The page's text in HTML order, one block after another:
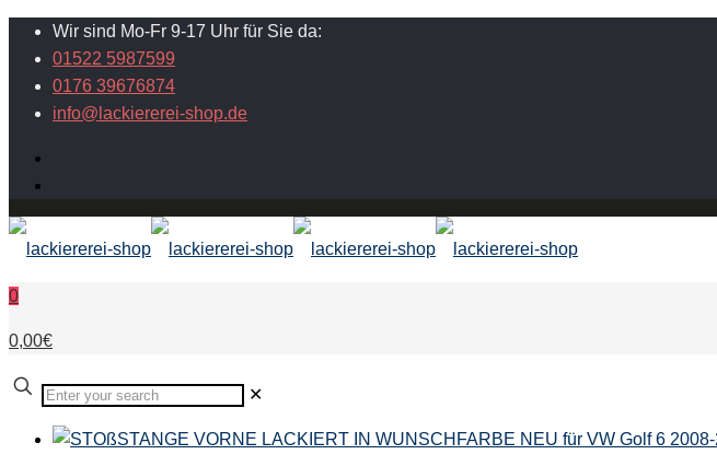
Wir sind Mo-Fr 9-17 Uhr für Sie da:
01522 5987599
0176 39676874
info@lackiererei-shop.de
0
0,00€
✕